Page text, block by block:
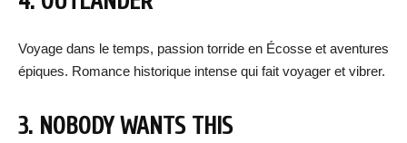
Voyage dans le temps, passion torride en Écosse et aventures
épiques. Romance historique intense qui fait voyager et vibrer.
3. NOBODY WANTS THIS